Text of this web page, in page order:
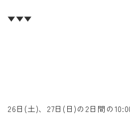
▼▼▼
26日(土)、27日(日)の2日間の